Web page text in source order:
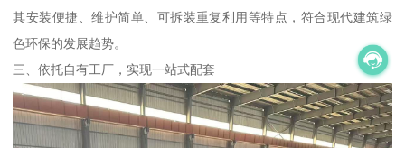
其安装便捷、维护简单、可拆装重复利用等特点，符合现代建筑绿
色环保的发展趋势。
三、依托自有工厂，实现一站式配套